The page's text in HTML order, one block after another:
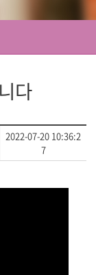
다
2022-07-20 10:36:2
7